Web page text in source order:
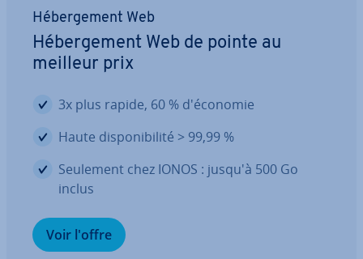
Hé­ber­ge­ment Web
Hé­ber­ge­ment Web de pointe au
meilleur prix
3x plus rapide, 60 % d'éco­no­mie
Haute dis­po­ni­bi­lité > 99,99 %
Seulement chez IONOS : jusqu'à 500 Go
inclus
Voir l'offre